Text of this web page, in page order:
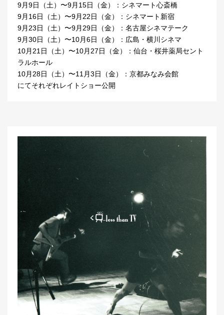
9月9日（土）〜9月15日（金）：シネマート心斎橋
9月16日（土）〜9月22日（金）：シネマート新宿
9月23日（土）〜9月29日（金）：名古屋シネマテーク
9月30日（土）〜10月6日（金）：広島・横川シネマ
10月21日（土）〜10月27日（金）：仙台・桜井薬局セント
ラルホール
10月28日（土）〜11月3日（金）：京都みなみ会館
にてそれぞれレイトショー公開